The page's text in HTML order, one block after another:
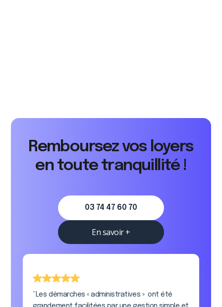
Remboursez vos loyers
en toute tranquillité !
03 74 47 60 70
En savoir +
“Les démarches « administratives » ont été